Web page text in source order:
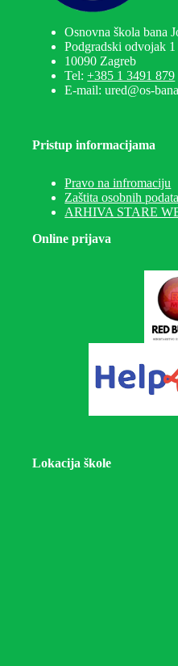
Osnovna škola bana
Podgradski odvojak 1
10090 Zagreb
Tel:+385 1 3491 879
E-mail: ured@os-
Pristup informacijama
Pravo na infromaciju
Zaštita osobnih
ARHIVA STARE
Online prijava
Lokacija škole